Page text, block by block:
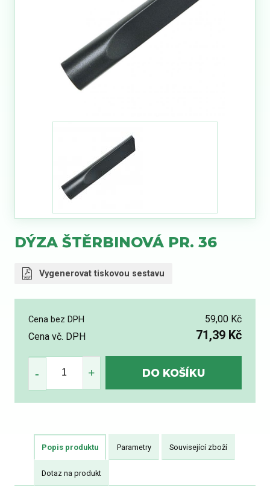
DÝZA ŠTĚRBINOVÁ PR. 36
Vygenerovat tiskovou sestavu
Cena bez DPH
59,00 Kč
Cena vč. DPH
71,39 Kč
Popis produktu Parametry Související zboží
Dotaz na produkt